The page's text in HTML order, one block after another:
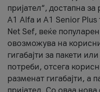
пријател“, достапна
А1 Alfa и A1 Senior
Net Sef, веќе
овозможува на
гигабајти за пакети
потреби, отсега
разменат гигабајти, а